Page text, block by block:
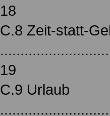
18
C.8 Zeit-statt-
19
C.9 Urlaub